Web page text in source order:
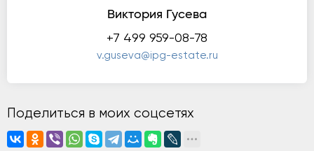
Виктория Гусева
+7 499 959-08-78
v.guseva@ipg-estate.ru
Поделиться в моих соцсетях